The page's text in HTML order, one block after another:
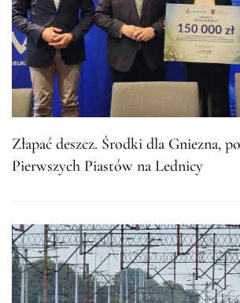
Złapać deszcz. Środki dla Gniezna,
Pierwszych Piastów na Lednicy